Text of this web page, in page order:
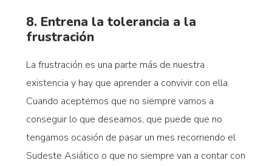
8. Entrena la tolerancia a la
frustración
La frustración es una parte más de nuestra
existencia y hay que aprender a convivir con ella.
Cuando aceptemos que no siempre vamos a
conseguir lo que deseamos, que puede que no
tengamos ocasión de pasar un mes recorriendo el
Sudeste Asiático o que no siempre van a contar con